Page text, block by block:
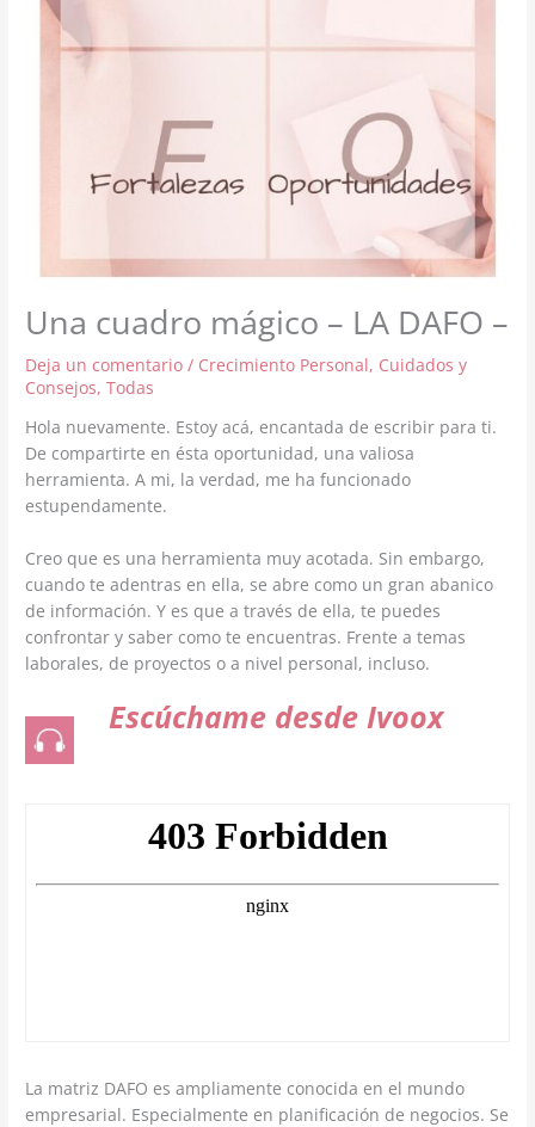
Una cuadro mágico – LA DAFO –
Deja un comentario / Crecimiento Personal, Cuidados y
Consejos,Todas
Hola nuevamente. Estoy acá, encantada de escribir para ti.
De compartirte en ésta oportunidad, una valiosa
herramienta. A mi, la verdad, me ha funcionado
estupendamente.
Creo que es una herramienta muy acotada. Sin embargo,
cuando te adentras en ella, se abre como un gran abanico
de información. Y es que a través de ella, te puedes
confrontar y saber como te encuentras. Frente a temas
laborales, de proyectos o a nivel personal, incluso.
Escúchame desde Ivoox
La matriz DAFO es ampliamente conocida en el mundo
empresarial. Especialmente en planificación de negocios. Se